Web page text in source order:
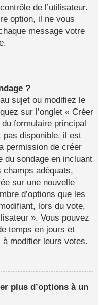
de l’utilisateur.
option, il ne vous
message votre
?
sujet ou modifiez le
sur l’onglet « Créer
formulaire principal
pas disponible, il est
permission de créer
du sondage en incluant
adéquats,
sur une nouvelle
d’options que les
lors du vote,
». Vous pouvez
temps en jours et
modifier leurs votes.
plus d’options à un